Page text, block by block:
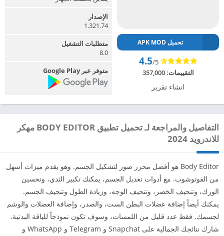
تحميل APK MOD
4.5/5
التقييمات:357,000
انشاء تقرير
الإصدار
1.321.74
متطلبات التشغيل
8.0
متوفر عبر Google Play
التفاصيل والمراجعة لـ تحميل تطبيق BODY EDITOR مهكر
للاندرويد 2024
Body Editor هو أفضل محرر صور لتشكيل الجسم. وهو يقدم ميزات أسهل
من الفوتوشوب. مع أدوات تعديل الجسم، يمكنك تكبير الثدي، وتحسين
الورك، وتنحيف الخصر، وتنحيف الوجه، وزيادة الطول وتنحيف الجسم.
يمكنك أيضاً إضافة عضلات البطن الست، والصدر، وإضافة العضلات والوشم
لجسمك. فقط عدد قليل من اللمسات، وسوف تكون نموذجاً للياقة البدنية.
شارك نتائجك الجمالية على Snapchat و Telegram و WhatsApp و